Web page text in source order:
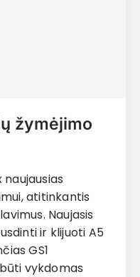
žymėjimo
atitinkantis
Naujasis
ir klijuoti A5
GS1
vykdomas